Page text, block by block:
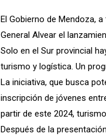
El Gobierno de Mendoza,
General Alvear el
Solo en el Sur provincial
turismo y logística. Un
La iniciativa, que busca
inscripción de jóvenes
partir de este 2024,
Después de la